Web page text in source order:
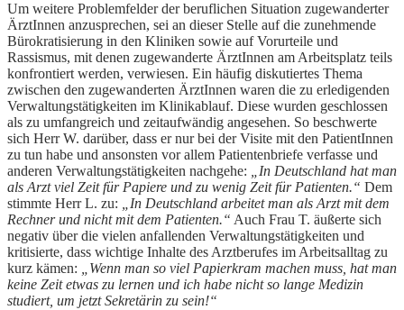
Um weitere Problemfelder der beruflichen Situation zugewanderter
ÄrztInnen anzusprechen, sei an dieser Stelle auf die zunehmende
Bürokratisierung in den Kliniken sowie auf Vorurteile und
Rassismus, mit denen zugewanderte ÄrztInnen am Arbeitsplatz teils
konfrontiert werden, verwiesen. Ein häufig diskutiertes Thema
zwischen den zugewanderten ÄrztInnen waren die zu erledigenden
Verwaltungstätigkeiten im Klinikablauf. Diese wurden geschlossen
als zu umfangreich und zeitaufwändig angesehen. So beschwerte
sich Herr W. darüber, dass er nur bei der Visite mit den PatientInnen
zu tun habe und ansonsten vor allem Patientenbriefe verfasse und
anderen Verwaltungstätigkeiten nachgehe:
„In Deutschland hat man
als Arzt viel Zeit für Papiere und zu wenig Zeit für Patienten.“ Dem
stimmte Herr L. zu:
„In Deutschland arbeitet man als Arzt mit dem
Rechner und nicht mit dem Patienten.“ Auch Frau T. äußerte sich
negativ über die vielen anfallenden Verwaltungstätigkeiten und
kritisierte, dass wichtige Inhalte des Arztberufes im Arbeitsalltag zu
kurz kämen:
„Wenn man so viel Papierkram machen muss, hat man
keine Zeit etwas zu lernen und ich habe nicht so lange Medizin
studiert, um jetzt Sekretärin zu sein!“